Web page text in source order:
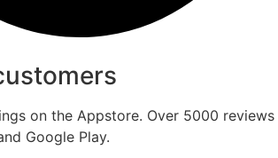
on the Appstore. Over 5000 reviews
Google Play.